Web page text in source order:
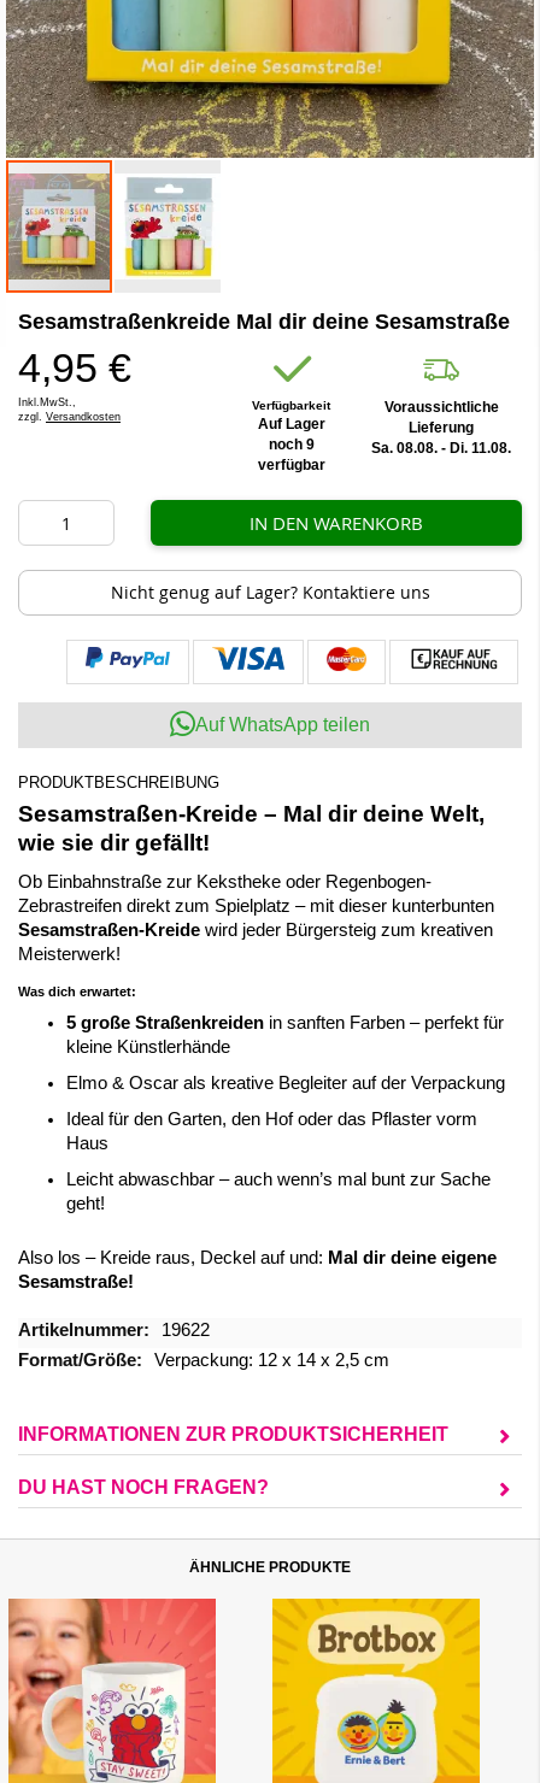
Anfang
Bildergalerie
springen
Sesamstraßenkreide Mal dir deine Sesamstraße
4,95 €
Inkl.MwSt.,
zzgl. Versandkosten
Verfügbarkeit
Auf Lager
noch 9
verfügbar
Voraussichtliche
Lieferung
Sa. 08.08. - Di. 11.08.
IN DEN WARENKORB
Nicht genug auf Lager? Kontaktiere uns
Auf WhatsApp teilen
PRODUKTBESCHREIBUNG
Sesamstraßen-Kreide – Mal dir deine Welt,
wie sie dir gefällt!
Ob Einbahnstraße zur Kekstheke oder Regenbogen-
Zebrastreifen direkt zum Spielplatz – mit dieser kunterbunten
Sesamstraßen-Kreide wird jeder Bürgersteig zum kreativen
Meisterwerk!
Was dich erwartet:
5 große Straßenkreiden in sanften Farben – perfekt für
kleine Künstlerhände
Elmo & Oscar als kreative Begleiter auf der Verpackung
Ideal für den Garten, den Hof oder das Pflaster vorm
Haus
Leicht abwaschbar – auch wenn’s mal bunt zur Sache
geht!
Also los – Kreide raus, Deckel auf und: Mal dir deine eigene
Sesamstraße!
Mehr
Informationen
19622
Verpackung: 12 x 14 x 2,5 cm
INFORMATIONEN ZUR PRODUKTSICHERHEIT
DU HAST NOCH FRAGEN?
ÄHNLICHE PRODUKTE